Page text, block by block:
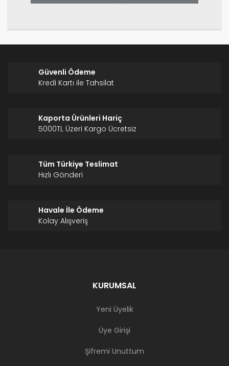
Güvenli Ödeme
Kredi Kartı ile Tahsilat
Kaporta Ürünleri Hariç
5000TL Üzeri Kargo Ücretsiz
Tüm Türkiye Teslimat
Hızlı Gönderi
Havale İle Ödeme
Kolay Alışveriş
KURUMSAL
Yeni Üyelik
Üye Girişi
Şifremi Unuttum